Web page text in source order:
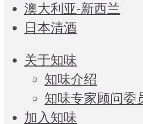
澳大利亚-新西兰
日本清酒
关于知味
知味介绍
知味专家顾问委
加入知味